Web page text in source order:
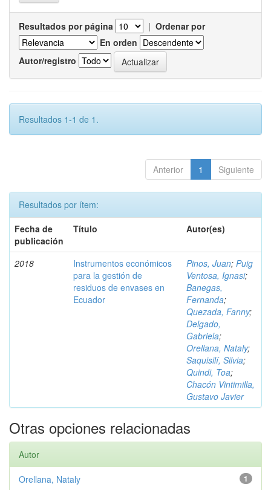
Resultados por página | Ordenar por
En orden
Autor/registro
Resultados 1-1 de 1.
Anterior 1 Siguiente
Resultados por ítem:
Fecha de
publicación
Título Autor(es)
2018
Instrumentos económicos
para la gestión de
residuos de envases en
Ecuador
Pinos, Juan; Puig
Ventosa, Ignasi;
Banegas,
Fernanda;
Quezada, Fanny;
Delgado,
Gabriela;
Orellana, Nataly;
Saquisilí, Silvia;
Quindi, Toa;
Chacón Vintimilla,
Gustavo Javier
Otras opciones relacionadas
Autor
1
Orellana, Nataly